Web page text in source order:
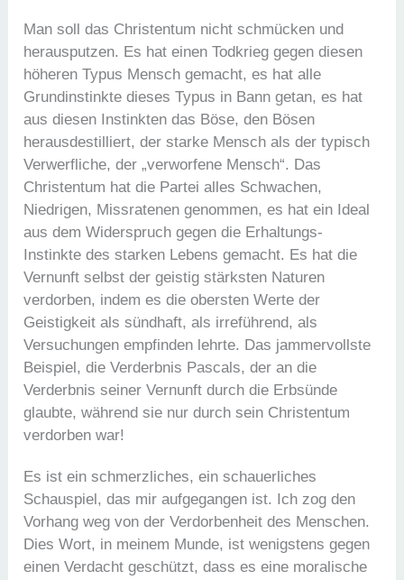
Man soll das Christentum nicht schmücken und
herausputzen. Es hat einen Todkrieg gegen diesen
höheren Typus Mensch gemacht, es hat alle
Grundinstinkte dieses Typus in Bann getan, es hat
aus diesen Instinkten das Böse, den Bösen
herausdestilliert, der starke Mensch als der typisch
Verwerfliche, der „verworfene Mensch“. Das
Christentum hat die Partei alles Schwachen,
Niedrigen, Missratenen genommen, es hat ein Ideal
aus dem Widerspruch gegen die Erhaltungs-
Instinkte des starken Lebens gemacht. Es hat die
Vernunft selbst der geistig stärksten Naturen
verdorben, indem es die obersten Werte der
Geistigkeit als sündhaft, als irreführend, als
Versuchungen empfinden lehrte. Das jammervollste
Beispiel, die Verderbnis Pascals, der an die
Verderbnis seiner Vernunft durch die Erbsünde
glaubte, während sie nur durch sein Christentum
verdorben war!
Es ist ein schmerzliches, ein schauerliches
Schauspiel, das mir aufgegangen ist. Ich zog den
Vorhang weg von der Verdorbenheit des Menschen.
Dies Wort, in meinem Munde, ist wenigstens gegen
einen Verdacht geschützt, dass es eine moralische